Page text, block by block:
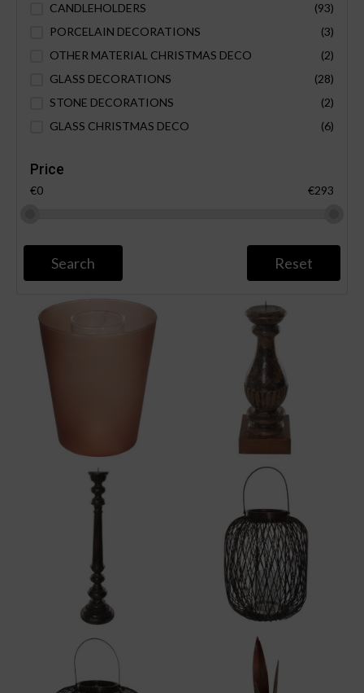
CANDLEHOLDERS
(93)
PORCELAIN DECORATIONS
(3)
OTHER MATERIAL CHRISTMAS DECO
(2)
GLASS DECORATIONS
(28)
STONE DECORATIONS
(2)
GLASS CHRISTMAS DECO
(6)
Price
€0 €293
Search Reset